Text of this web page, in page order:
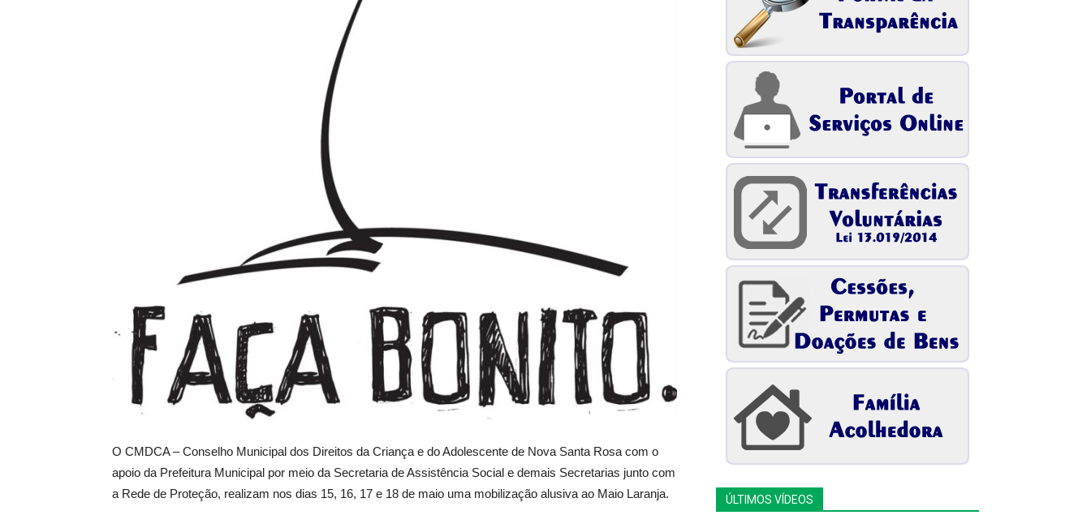
O CMDCA – Conselho Municipal dos Direitos da Criança e do Adolescente de Nova Santa Rosa com o
apoio da Prefeitura Municipal por meio da Secretaria de Assistência Social e demais Secretarias junto com
a Rede de Proteção, realizam nos dias 15, 16, 17 e 18 de maio uma mobilização alusiva ao Maio Laranja.
ÚLTIMOS VÍDEOS